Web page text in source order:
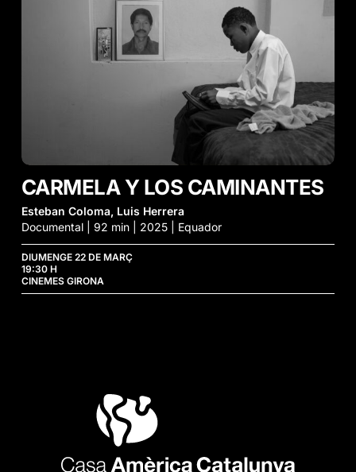
CARMELA Y LOS CAMINANTES
Esteban Coloma, Luis Herrera
Documental | 92 min | 2025 | Equador
DIUMENGE 22 DE MARÇ
19:30 H
CINEMES GIRONA